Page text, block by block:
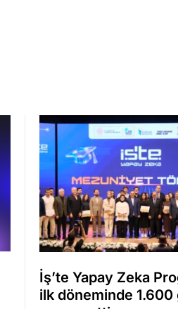
İş’te Yapay Zeka
ilk döneminde 1.600